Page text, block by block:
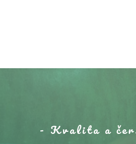
- Kvalita a